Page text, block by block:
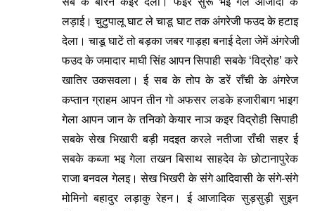
लड़ाई। चुटुपालू घाट ले चाडू घाट तक अंगरेजी फउद के हटाइ
देला। चाडू घाटें तो बड़का जबर गाड़हा बनाई देला जेमें अंगरेजी
फउद के जमादार माघी सिंह आपन सिपाही सबके ‘विद्रोह’ करे
खातिर उकसवला। ई सब के तोप के डरें राँची के अंगरेज
कप्तान ग्राहम आपन तीन गो अफसर लडके हजारीबाग भाइग
गेला आपन जान के तनिको केयार नाञ कइर विद्रोही सिपाही
सबके सेख भिखारी बड़ी मदइत करले नतीजा राँची सहर ई
सबके कब्जा भइ गेला तखन बिसाथ साहदेव के छोटानापुरेक
राजा बनवल गेलइ। सेख भिखरी के संगे आदिवासी के संगे-संगे
मोमिनो बहादुर लड़ाकु रेहन। ई आजादिक सुड़सुड़ी सुइन